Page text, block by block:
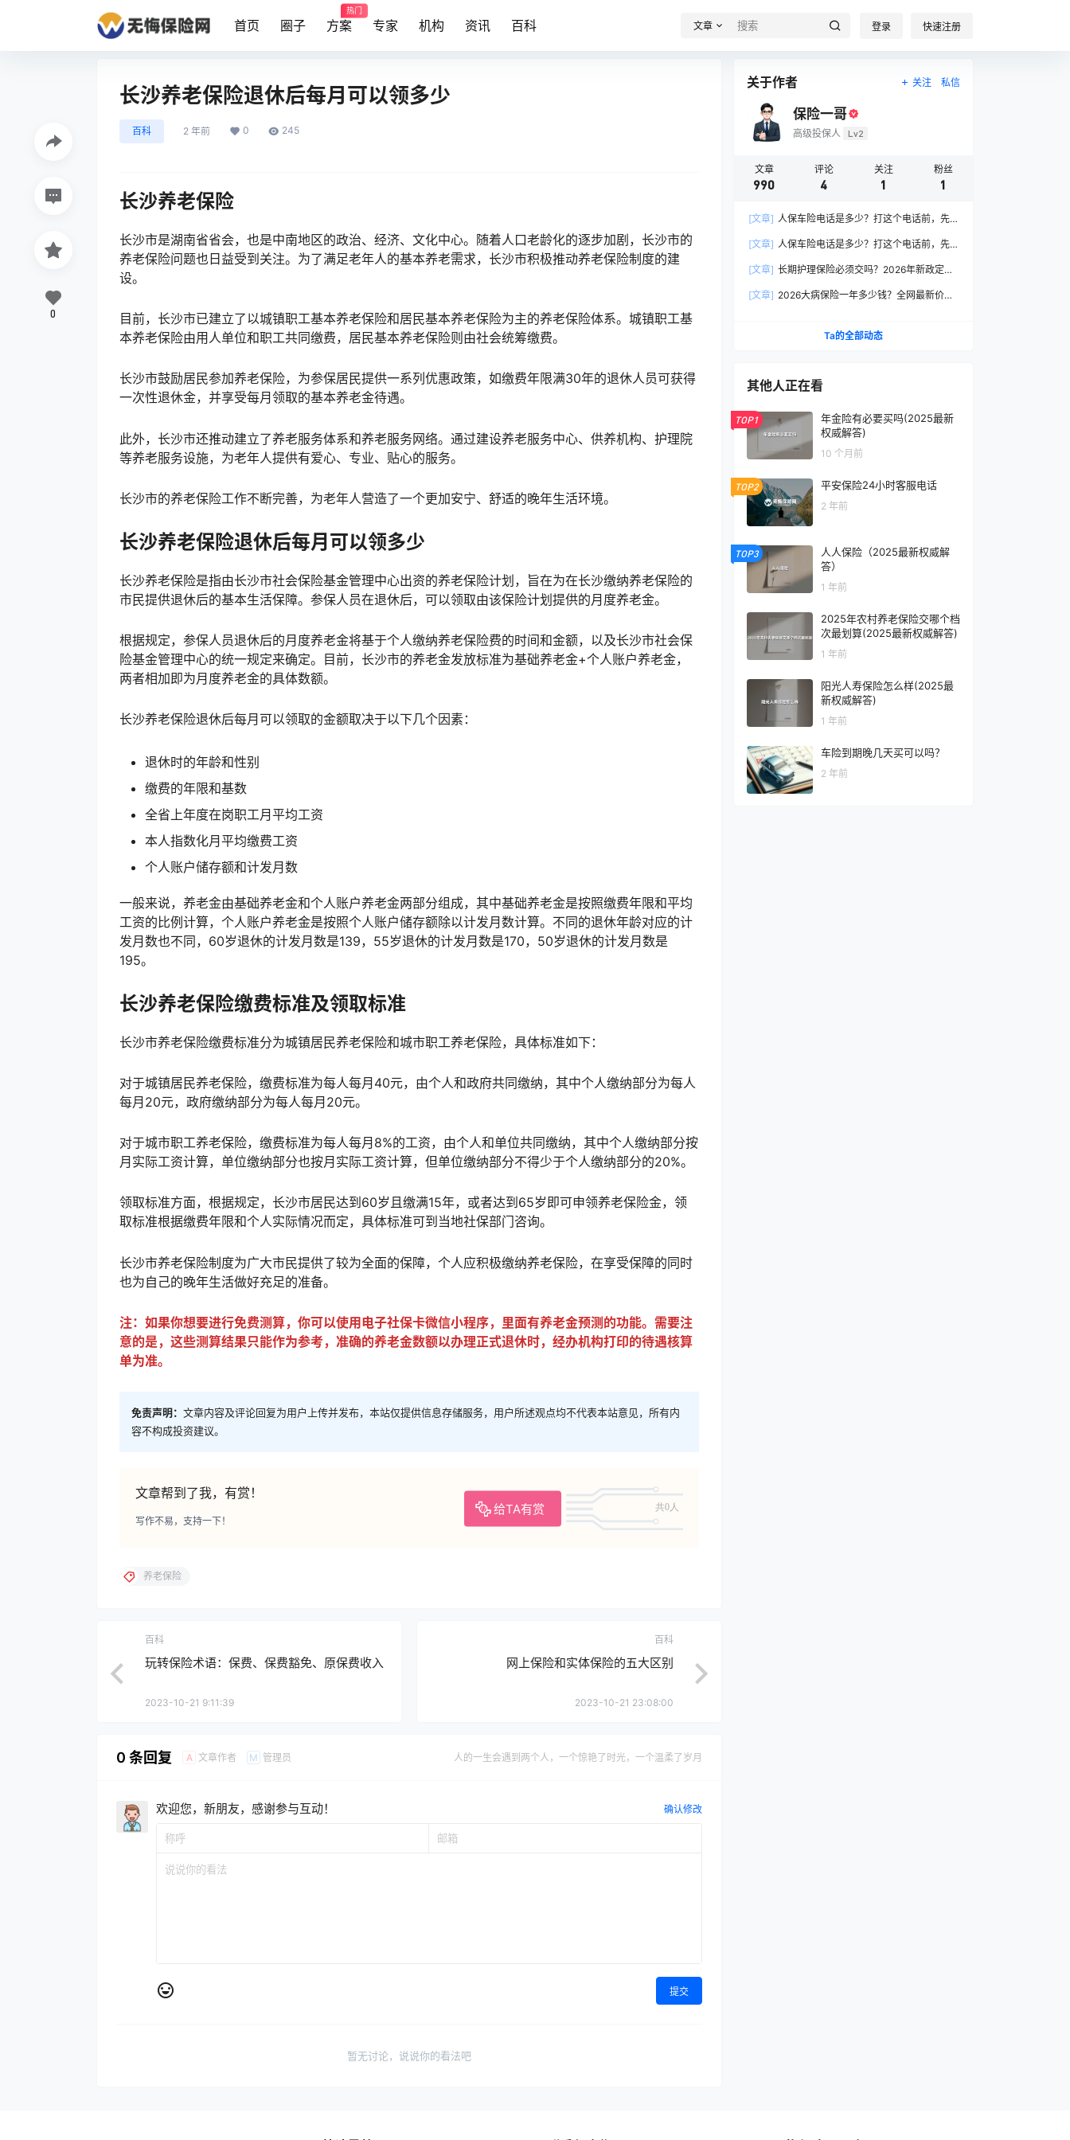
首页 圈子 方案
热门
专家 机构 资讯 百科 文章 登录 快速注册
长沙养老保险退休后每月可以领多少
百科 2 年前 0 245
长沙养老保险
长沙市是湖南省省会，也是中南地区的政治、经济、文化中心。随着人口老龄化的逐步加剧，长沙市的
养老保险问题也日益受到关注。为了满足老年人的基本养老需求，长沙市积极推动养老保险制度的建
设。
目前，长沙市已建立了以城镇职工基本养老保险和居民基本养老保险为主的养老保险体系。城镇职工基
本养老保险由用人单位和职工共同缴费，居民基本养老保险则由社会统筹缴费。
长沙市鼓励居民参加养老保险，为参保居民提供一系列优惠政策，如缴费年限满30年的退休人员可获得
一次性退休金，并享受每月领取的基本养老金待遇。
此外，长沙市还推动建立了养老服务体系和养老服务网络。通过建设养老服务中心、供养机构、护理院
等养老服务设施，为老年人提供有爱心、专业、贴心的服务。
长沙市的养老保险工作不断完善，为老年人营造了一个更加安宁、舒适的晚年生活环境。
长沙养老保险退休后每月可以领多少
长沙养老保险是指由长沙市社会保险基金管理中心出资的养老保险计划，旨在为在长沙缴纳养老保险的
市民提供退休后的基本生活保障。参保人员在退休后，可以领取由该保险计划提供的月度养老金。
根据规定，参保人员退休后的月度养老金将基于个人缴纳养老保险费的时间和金额，以及长沙市社会保
险基金管理中心的统一规定来确定。目前，长沙市的养老金发放标准为基础养老金+个人账户养老金，
两者相加即为月度养老金的具体数额。
长沙养老保险退休后每月可以领取的金额取决于以下几个因素：
退休时的年龄和性别
缴费的年限和基数
全省上年度在岗职工月平均工资
本人指数化月平均缴费工资
个人账户储存额和计发月数
一般来说，养老金由基础养老金和个人账户养老金两部分组成，其中基础养老金是按照缴费年限和平均
工资的比例计算，个人账户养老金是按照个人账户储存额除以计发月数计算。不同的退休年龄对应的计
发月数也不同，60岁退休的计发月数是139，55岁退休的计发月数是170，50岁退休的计发月数是
195。
长沙养老保险缴费标准及领取标准
长沙市养老保险缴费标准分为城镇居民养老保险和城市职工养老保险，具体标准如下：
对于城镇居民养老保险，缴费标准为每人每月40元，由个人和政府共同缴纳，其中个人缴纳部分为每人
每月20元，政府缴纳部分为每人每月20元。
对于城市职工养老保险，缴费标准为每人每月8%的工资，由个人和单位共同缴纳，其中个人缴纳部分按
月实际工资计算，单位缴纳部分也按月实际工资计算，但单位缴纳部分不得少于个人缴纳部分的20%。
领取标准方面，根据规定，长沙市居民达到60岁且缴满15年，或者达到65岁即可申领养老保险金，领
取标准根据缴费年限和个人实际情况而定，具体标准可到当地社保部门咨询。
长沙市养老保险制度为广大市民提供了较为全面的保障，个人应积极缴纳养老保险，在享受保障的同时
也为自己的晚年生活做好充足的准备。
注：如果你想要进行免费测算，你可以使用电子社保卡微信小程序，里面有养老金预测的功能。需要注
意的是，这些测算结果只能作为参考，准确的养老金数额以办理正式退休时，经办机构打印的待遇核算
单为准。
免责声明： 文章内容及评论回复为用户上传并发布，本站仅提供信息存储服务，用户所述观点均不代表本站意见，所有内
容不构成投资建议。
文章帮到了我，有赏！
给TA有赏 共0人
写作不易，支持一下！
0
养老保险
百科
玩转保险术语：保费、保费豁免、原保费收入
2023-10-21 9:11:39
百科
网上保险和实体保险的五大区别
2023-10-21 23:08:00
0 条回复 A 文章作者 M 管理员 人的一生会遇到两个人，一个惊艳了时光，一个温柔了岁月
欢迎您，新朋友，感谢参与互动！ 确认修改
提交
暂无讨论，说说你的看法吧
关于作者 关注 私信
保险一哥
高级投保人 Lv2
文章
990
评论
4
关注
1
粉丝
1
[文章] 人保车险电话是多少？打这个电话前，先
[文章] 人保车险电话是多少？打这个电话前，先
[文章] 长期护理保险必须交吗？2026年新政定
[文章] 2026大病保险一年多少钱？全网最新价格
Ta的全部动态
其他人正在看
TOP1
年金险有必要买吗(2025最新
权威解答)
10 个月前
TOP2 平安保险24小时客服电话
2 年前
TOP3
人人保险（2025最新权威解
答）
1 年前
2025年农村养老保险交哪个档
次最划算(2025最新权威解答)
1 年前
阳光人寿保险怎么样(2025最
新权威解答)
1 年前
车险到期晚几天买可以吗？
2 年前